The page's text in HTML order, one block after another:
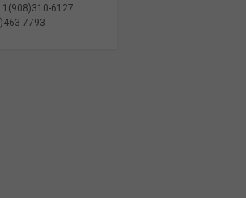
1(908)310-6127
7793